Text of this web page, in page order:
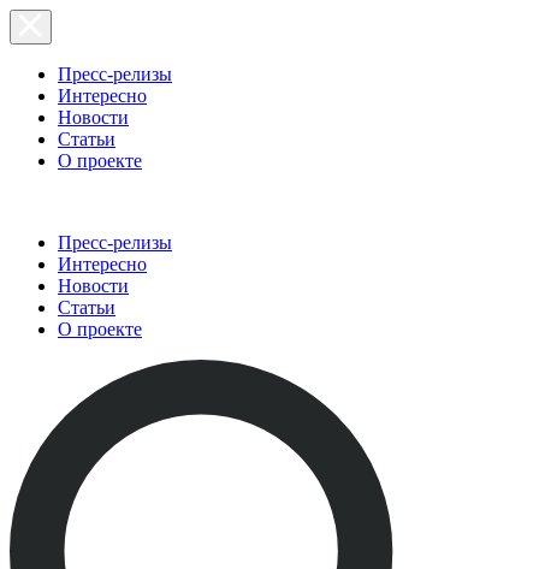
Пресс-релизы
Интересно
Новости
Статьи
О проекте
Пресс-релизы
Интересно
Новости
Статьи
О проекте